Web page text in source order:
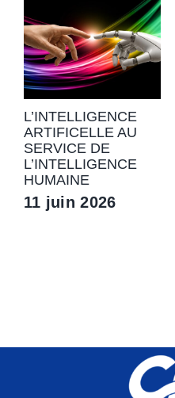
L’INTELLIGENCE
ARTIFICELLE AU
SERVICE DE
L’INTELLIGENCE
HUMAINE
11 juin 2026